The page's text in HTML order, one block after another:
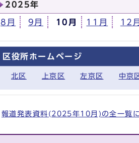
2025年
8月 9月 10月 11月 12月
区役所ホームページ
北区 上京区 左京区 中京
報道発表資料(2025年10月)の全一覧